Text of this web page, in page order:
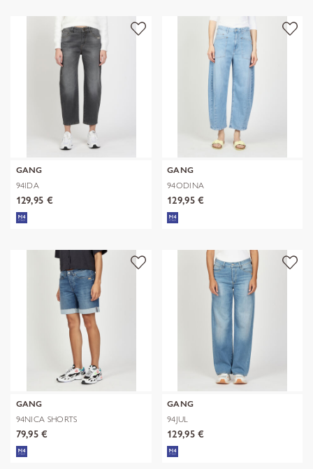
GANG
94IDA
129,95 €
GANG
94ODINA
129,95 €
GANG
94NICA SHORTS
79,95 €
GANG
94JUL
129,95 €